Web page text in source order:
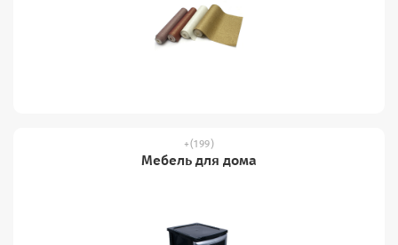
(199)
Мебель для дома